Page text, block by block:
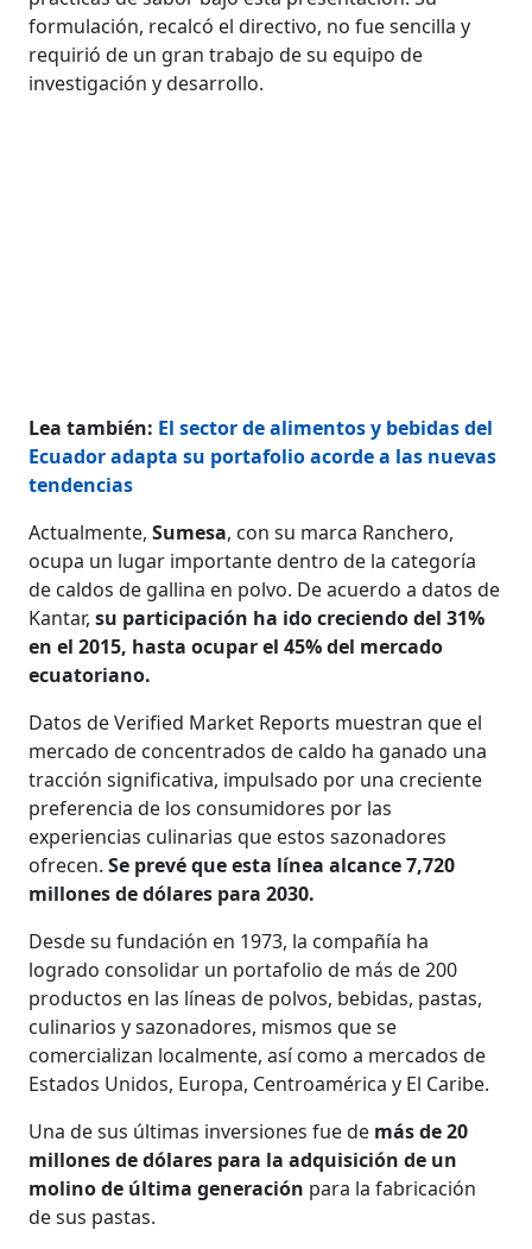
formulación, recalcó el directivo, no fue sencilla y
requirió de un gran trabajo de su equipo de
investigación y desarrollo.
Lea también: El sector de alimentos y bebidas del
Ecuador adapta su portafolio acorde a las nuevas
tendencias
Actualmente,Sumesa, con su marca Ranchero,
ocupa un lugar importante dentro de la categoría
de caldos de gallina en polvo. De acuerdo a datos de
Kantar,su participación ha ido creciendo del 31%
en el 2015, hasta ocupar el 45% del mercado
ecuatoriano.
Datos de Verified Market Reports muestran que el
mercado de concentrados de caldo ha ganado una
tracción significativa, impulsado por una creciente
preferencia de los consumidores por las
experiencias culinarias que estos sazonadores
ofrecen.Se prevé que esta línea alcance 7,720
millones de dólares para 2030.
Desde su fundación en 1973, la compañía ha
logrado consolidar un portafolio de más de 200
productos en las líneas de polvos, bebidas, pastas,
culinarios y sazonadores, mismos que se
comercializan localmente, así como a mercados de
Estados Unidos, Europa, Centroamérica y El Caribe.
Una de sus últimas inversiones fue de más de 20
millones de dólares para la adquisición de un
molino de última generación para la fabricación
de sus pastas.